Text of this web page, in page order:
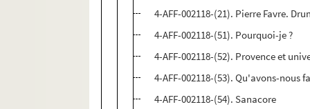
4-AFF-002118-(21). Pierre Favre.
4-AFF-002118-(51). Pourquoi-je ?
4-AFF-002118-(52). Provence et
4-AFF-002118-(53). Qu'avons-nous
4-AFF-002118-(54). Sanacore